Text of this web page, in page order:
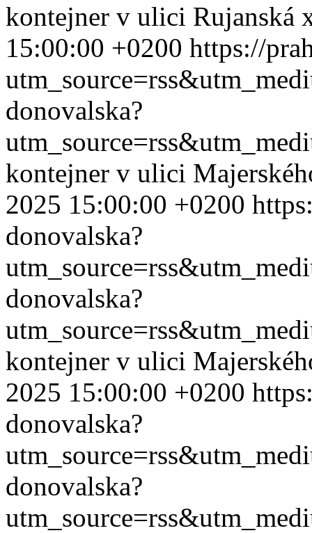
kontejner v ulici Rujanská
15:00:00 +0200 https://
donovalska?
kontejner v ulici
2025 15:00:00 +0200
donovalska?
donovalska?
kontejner v ulici
2025 15:00:00 +0200
donovalska?
donovalska?